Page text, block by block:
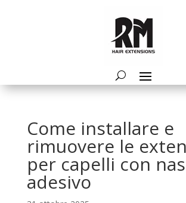
Come installare e
rimuovere le
per capelli con
adesivo